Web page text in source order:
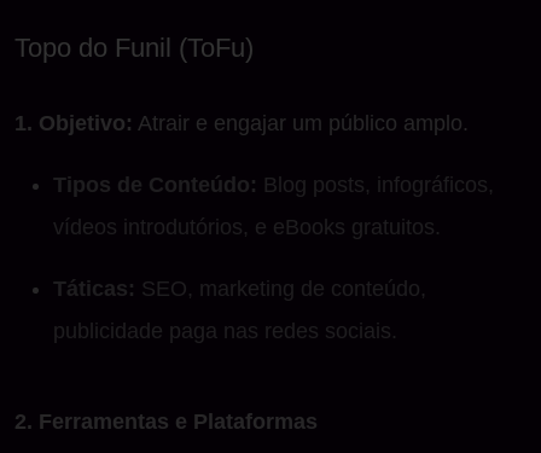
Topo do Funil (ToFu)
1. Objetivo: Atrair e engajar um público amplo.
Tipos de Conteúdo: Blog posts, infográficos,
vídeos introdutórios, e eBooks gratuitos.
Táticas: SEO, marketing de conteúdo,
publicidade paga nas redes sociais.
2. Ferramentas e Plataformas